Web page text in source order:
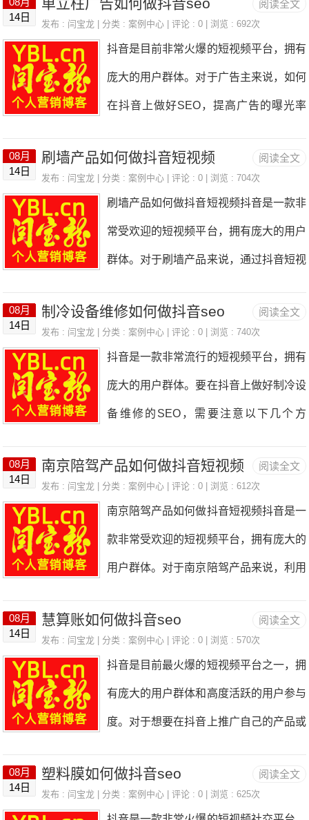
视频长度，保持内容紧凑。3.视频内容：
频。2.突出产品特点：印刷包装产品通常
有独特的设计和功能，可以通过视频来展
示这些特点。可以使用特写镜头来展示产
品的细节，或者通过演示来展示产品的使
抖音短视频是以视觉效果为主的平台，因
以下几个方面来介绍如何在抖音上做好S
确定适合的关键词。比如，广州冷库可以
选择“广州冷库”、“广州冷链仓储”、“广州
冷藏库”等关键词。然后，在视频标题、
描述、标签等位置合理地使用这些关键
词，提高冷库在抖音搜索中的排名。二、
键。广州冷库可以通过制作一些与冷库相
阅读全文
14日
发布 : 闫宝龙 | 分类 :案例中心 | 评论 : 0 | 浏览 : 692次
抖音是目前非常火爆的短视频平台，拥有
庞大的用户群体。对于广告主来说，如何
在抖音上做好SEO，提高广告的曝光率
将从单立柱广告的角度，为大家介绍如何
容。因此，要想在抖音上获得更多的曝光
和点击，就需要了解用户的兴趣和需求，
制作出符合用户口味的广告内容。二、选
择合适的关键词关键词是SEO的重要组
成部分，也是用户搜索的重要依据。在制
容相关的关键词，将其融入到广告标题、
阅读全文
08月
14日
刷墙产品如何做抖音短视频
发布 : 闫宝龙 | 分类 :案例中心 | 评论 : 0 | 浏览 : 704次
刷墙产品如何做抖音短视频抖音是一款非
常受欢迎的短视频平台，拥有庞大的用户
群体。对于刷墙产品来说，通过抖音短视
和销量。下面将介绍如何制作一段有吸引
观，因此可以选择展示产品的使用过程、
效果和与其他墙面装饰材料的对比等内
容。目标受众可以是喜欢DIY装修的年轻
人、家庭主妇或者对墙面装饰感兴趣的人
群。第二步：准备好所需材料和场景在制
料和场景。刷墙产品的材料包括刷墙工
阅读全文
08月
14日
制冷设备维修如何做抖音seo
发布 : 闫宝龙 | 分类 :案例中心 | 评论 : 0 | 浏览 : 740次
抖音是一款非常流行的短视频平台，拥有
庞大的用户群体。要在抖音上做好制冷设
备维修的SEO，需要注意以下几个方
相关的关键词进行优化，包括制冷设备维
实用性和吸引力，可以展示一些常见的故
障排除方法、维修技巧和注意事项等。同
时，视频的质量也要保证，清晰的画面和
流畅的剪辑可以提高用户的观看体验。3.
视频标题和描述：视频标题要简洁明了，
细介绍视频的内容和亮点，吸引用户点击
阅读全文
08月
14日
南京陪驾产品如何做抖音短视频
发布 : 闫宝龙 | 分类 :案例中心 | 评论 : 0 | 浏览 : 612次
南京陪驾产品如何做抖音短视频抖音是一
款非常受欢迎的短视频平台，拥有庞大的
用户群体。对于南京陪驾产品来说，利用
常有效的方式。下面将介绍如何在抖音上
服务的人群，或者是对南京旅游感兴趣的
人群。根据目标受众的特点，确定宣传内
阅读全文
08月
14日
慧算账如何做抖音seo
发布 : 闫宝龙 | 分类 :案例中心 | 评论 : 0 | 浏览 : 570次
抖音是目前最火爆的短视频平台之一，拥
有庞大的用户群体和高度活跃的用户参与
度。对于想要在抖音上推广自己的产品或
化）是非常重要的。下面是关于如何在抖
阅读全文
08月
14日
塑料膜如何做抖音seo
发布 : 闫宝龙 | 分类 :案例中心 | 评论 : 0 | 浏览 : 625次